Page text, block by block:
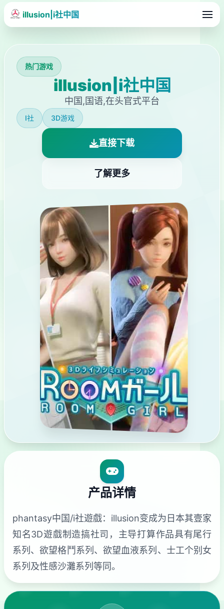
illusion|i社中国
热门游戏
illusion|i社中国
中国,国语,在头官式平台
I社 3D游戏
直接下载
了解更多
产品详情
phantasy中国/i社遊戲：illusion变成为日本其壹家
知名3D遊戲制造搞社司，主导打算作品具有尾行
系列、欲望格鬥系列、欲望血液系列、士工个别女
系列及性感沙灘系列等同。